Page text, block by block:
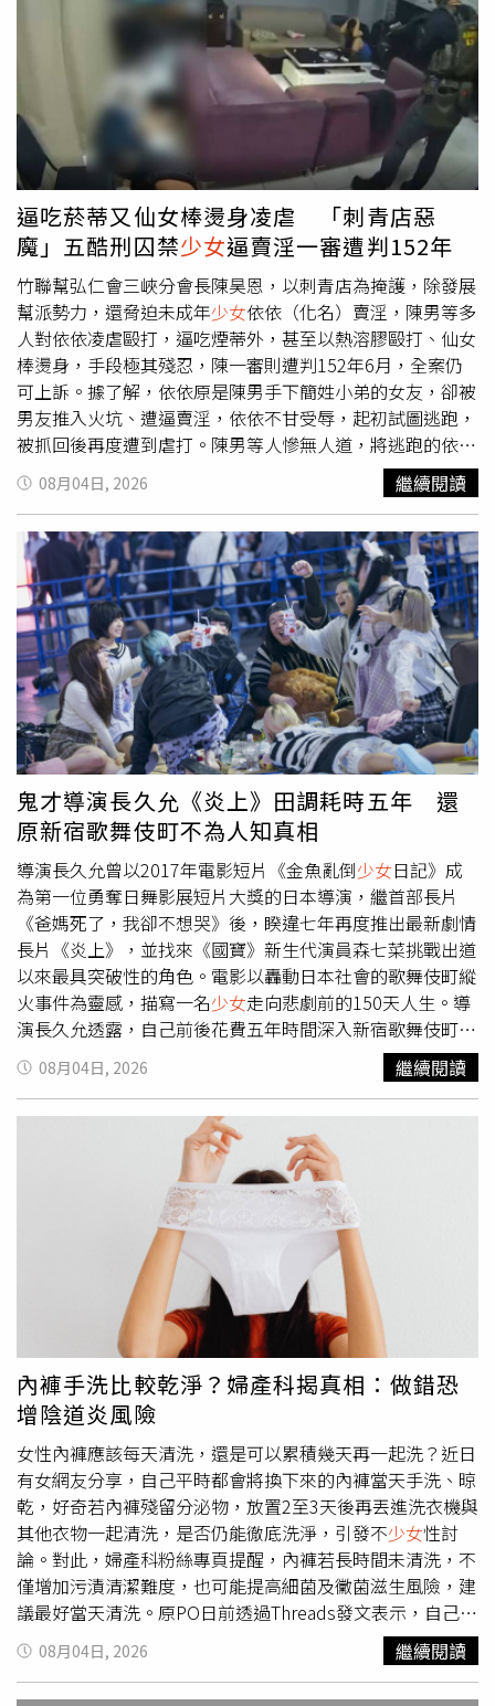
審議，認定有公開必要，即可不受姓名揭露限制。因此，新
北市政府5日上午召開審議會議，邀集相關單位與家屬代表
共同討論。新北市教育局表示，考量市府將辦理重大校園安
全事件紀念活動，並編撰校園安全教材作為教育公益用途，
經審議後認定符合《兒少法》第69條第4項規定，因此決議
同意未來可依法公開亡故學生楊承勳姓名。教育局也說明，
由於涉及未成年身分揭露及個人資料保護，今年3月已先與
家屬充分溝通並取得同意，再依法完成審議程序，兼顧兒少
最佳利益、公共利益與個資保護。楊爸爸透露，目前市府仍
須完成最後簽核程序，最快下週即可正式核定，屆時相關教
材及紀念活動都能依法使用兒子全名。
能搞定這碗高營養又輕盈的燕麥餐！（圖／取自林志玲IG）
對每天趕著出門的上班族來說，這招更是必須立刻學起來的
極簡保養法！志玲姊姊特別提醒大家，早餐請一定要吃好，
用植物奶或優格取代傳統牛奶，不僅能順便補充益生菌、讓
腸道順暢，也完全不用擔心容易脹氣或長痘痘，保養直接從
體內做起，難怪她隨便拍個影片質感都好成這樣。（圖／取
自林志玲IG）看完志玲姊姊的極致凍齡秘訣，真的會發現保
養不用搞得很複雜！明天早上記得別再亂吃高糖高油的早餐
了，趕快跟著志玲姊姊一起換成這碗輕盈又養顏的燕麥神仙
餐，每天多花三分鐘，輕鬆吃出跟她一樣自帶閃光燈的高級
好皮膚！（圖／取自林志玲IG）
逼吃菸蒂又仙女棒燙身凌虐 「刺青店惡
魔」五酷刑囚禁少女逼賣淫一審遭判152年
竹聯幫弘仁會三峽分會長陳昊恩，以刺青店為掩護，除發展
幫派勢力，還脅迫未成年少女依依（化名）賣淫，陳男等多
人對依依凌虐毆打，逼吃煙蒂外，甚至以熱溶膠毆打、仙女
棒燙身，手段極其殘忍，陳一審則遭判152年6月，全案仍
可上訴。據了解，依依原是陳男手下簡姓小弟的女友，卻被
男友推入火坑、遭逼賣淫，依依不甘受辱，起初試圖逃跑，
被抓回後再度遭到虐打。陳男等人慘無人道，將逃跑的依依
關進刺青店的廁所，更拿出「五大酷刑」虐待
少女，包括熱
溶膠條狠抽、菸頭和仙女棒燙身，還將依依當作人肉標靶，
用BB彈的鎮暴槍射擊，此外還拍不雅照要脅，甚至以清潔
地面為名逼迫吃煙蒂，手段令人髮指。警方獲報後立刻將被
害人救出，並於2023年11月，臺北市文山區、新北市三峽
區等 11 處實施搜索，扣得手機 17支、平板3 臺、折疊刀等
兇器10 支、討債傳單 1 份、勞力士手錶1 個、LV 包包 1
個、金飾等 11 條、現金3 萬6575 元、安非他命殘渣袋等
物，並提拘被告陳等 12 人到案，陳、簡等6人遭檢方聲押
獲准，其餘人則以5到10萬元交保。新北地院認為，陳、簡
為賺取金錢，無視少女拒絕使其從事性交易，侵害其健康及
自主意願，扭曲價值觀，影響身心及人格發展，應嚴予非
難。新北地院近日判決，陳男犯兒童及少年性剝削防制條例
意圖營利以脅迫使少年為有對價之性交行為、成年人與少年
共同對少年犯加重私行拘禁等17罪，判處累積刑度152年6
月，簡男犯14罪，累積刑度135年4月，而他們還涉詐欺、
毒品、公共危險等案件，將待所犯案件全部確定後再由檢察
官聲請裁定應執行刑，全案仍可上訴。
08月04日, 2026 繼續閱讀
鬼才導演長久允《炎上》田調耗時五年 還
原新宿歌舞伎町不為人知真相
導演長久允曾以2017年電影短片《金魚亂倒少女日記》成
為第一位勇奪日舞影展短片大獎的日本導演，繼首部長片
《爸媽死了，我卻不想哭》後，睽違七年再度推出最新劇情
長片《炎上》，並找來《國寶》新生代演員森七菜挑戰出道
以來最具突破性的角色。電影以轟動日本社會的歌舞伎町縱
火事件為靈感，描寫一名少女走向悲劇前的150天人生。導
演長久允透露，自己前後花費五年時間深入新宿歌舞伎町進
行田野調查，希望透過電影，看見那些新聞報導之外那些始
終沒有被理解的人們。《炎上》的創作契機，導演表示是來
自幾年前媒體大量報導聚集於新宿歌舞伎町「東橫廣場」的
青少年。當時無論新聞或社群媒體，多半聚焦在事件本身，
卻鮮少有人真正理解這群年輕人的人生背景，因此他決定親
自前往歌舞伎町，與當地年輕人長時間相處。他笑說，自己
並非以記者身分採訪，而是像朋友般聊天，詢問「今天做了
什麼？」和「幾歲了？」等再普通不過的日常話題，也因此
慢慢建立信任。隨著田野調查愈深入，長久允發現，每一位
孩子背後，都有一段難以想像的生命故事。有人遭遇家庭暴
力、宗教控制，有人長期承受性暴力、毒品或貧窮問題，而
這些人生，多半不是他們主動選擇，而是被迫接受的命運。
他坦言：「如果我出生在同樣的環境，也許最後來到歌舞伎
町的人，就是我。」因此，《炎上》並不想急著批判任何
人，而是希望觀眾重新思考，每一則社會新聞背後，都可能
存在一段從未被看見的人生。電影雖然描寫性暴力、家庭暴
力、宗教控制與藥物等沉重議題，但《炎上》的畫面卻充滿
鮮豔色彩與夢幻光影，形成強烈反差。長久允透露，這樣的
視覺設計，其實完全來自田野調查時的真實感受。他回憶，
許多年輕人會開心分享剛買的新飾品或小東西，那份單純的
喜悅讓他意識到，即使生活困苦，他們依然保有發現美好事
物的能力。「或許在他們眼中，就連腳下的柏油路，都閃閃
發光。」因此，他刻意避免將電影拍成陰鬱沉重的社會寫
實，而是希望透過青春、幻想與色彩，呈現這群年輕人眼中
的世界。女主角森七菜演出《炎上》是她出道以來最艱鉅的
08月04日, 2026 繼續閱讀
內褲手洗比較乾淨？婦產科揭真相：做錯恐
增陰道炎風險
女性內褲應該每天清洗，還是可以累積幾天再一起洗？近日
有女網友分享，自己平時都會將換下來的內褲當天手洗、晾
乾，好奇若內褲殘留分泌物，放置2至3天後再丟進洗衣機與
其他衣物一起清洗，是否仍能徹底洗淨，引發不少女性討
論。對此，婦產科粉絲專頁提醒，內褲若長時間未清洗，不
僅增加污漬清潔難度，也可能提高細菌及黴菌滋生風險，建
議最好當天清洗。原PO日前透過Threads發文表示，自己平
時會以手洗方式清潔內褲，再利用脫水機脫水，晾一晚即可
乾燥，因此好奇其他女性是否也都有當天清洗內褲的習慣，
08月04日, 2026 繼續閱讀